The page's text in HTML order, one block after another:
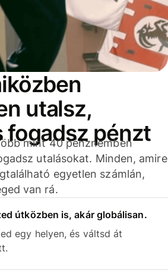
utalsz,
fogadsz pénzt
mint 40 pénznemben
utalásokat. Minden, amire
egyetlen számlán,
van rá.
útközben is, akár globálisan.
egy helyen, és váltsd át